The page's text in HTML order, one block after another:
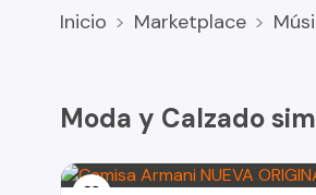
Nos ubicamos en Feria el Belloto
Feria nueva Techada locales N°
Miércoles y Sábados desde
Horario continuado.
Contamos con Probador
Inicio Marketplace
Moda y Calzado